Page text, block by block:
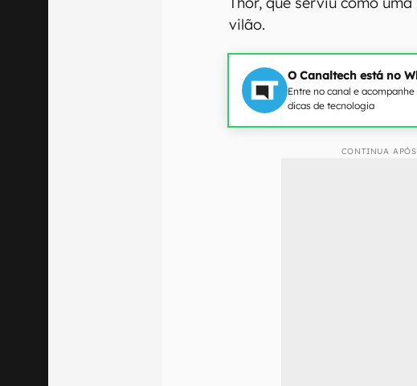
vilão.
O Canaltech está no
Entre no canal e
dicas de tecnologia
CONTINUA